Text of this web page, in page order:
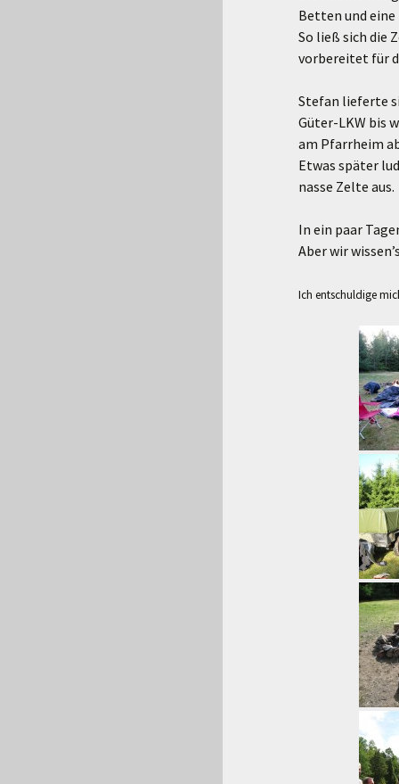
Betten und eine
So ließ sich die
vorbereitet für
Stefan lieferte
Güter-LKW bis
am Pfarrheim
Etwas später
nasse Zelte aus.
In ein paar
Aber wir
Ich entschuldige